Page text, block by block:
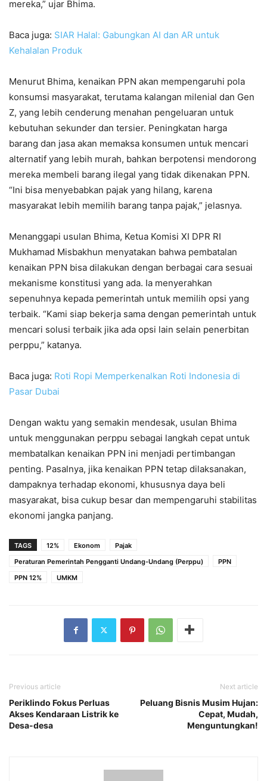
mereka,” ujar Bhima.
Baca juga: SIAR Halal: Gabungkan AI dan AR untuk
Kehalalan Produk
Menurut Bhima, kenaikan PPN akan mempengaruhi pola
konsumsi masyarakat, terutama kalangan milenial dan Gen
Z, yang lebih cenderung menahan pengeluaran untuk
kebutuhan sekunder dan tersier. Peningkatan harga
barang dan jasa akan memaksa konsumen untuk mencari
alternatif yang lebih murah, bahkan berpotensi mendorong
mereka membeli barang ilegal yang tidak dikenakan PPN.
“Ini bisa menyebabkan pajak yang hilang, karena
masyarakat lebih memilih barang tanpa pajak,” jelasnya.
Menanggapi usulan Bhima, Ketua Komisi XI DPR RI
Mukhamad Misbakhun menyatakan bahwa pembatalan
kenaikan PPN bisa dilakukan dengan berbagai cara sesuai
mekanisme konstitusi yang ada. Ia menyerahkan
sepenuhnya kepada pemerintah untuk memilih opsi yang
terbaik. “Kami siap bekerja sama dengan pemerintah untuk
mencari solusi terbaik jika ada opsi lain selain penerbitan
perppu,” katanya.
Baca juga: Roti Ropi Memperkenalkan Roti Indonesia di
Pasar Dubai
Dengan waktu yang semakin mendesak, usulan Bhima
untuk menggunakan perppu sebagai langkah cepat untuk
membatalkan kenaikan PPN ini menjadi pertimbangan
penting. Pasalnya, jika kenaikan PPN tetap dilaksanakan,
dampaknya terhadap ekonomi, khususnya daya beli
masyarakat, bisa cukup besar dan mempengaruhi stabilitas
ekonomi jangka panjang.
TAGS 12% Ekonom
Pajak
Peraturan Pemerintah Pengganti Undang-Undang (Perppu)
PPN
PPN 12%
UMKM
Previous article
Periklindo Fokus Perluas
Akses Kendaraan Listrik ke
Desa-desa
Next article
Peluang Bisnis Musim Hujan:
Cepat, Mudah,
Menguntungkan!